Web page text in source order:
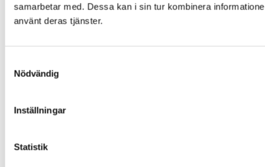
samarbetar med. Dessa kan i sin tur kombinera
använt deras tjänster.
Nödvändig
Inställningar
Statistik